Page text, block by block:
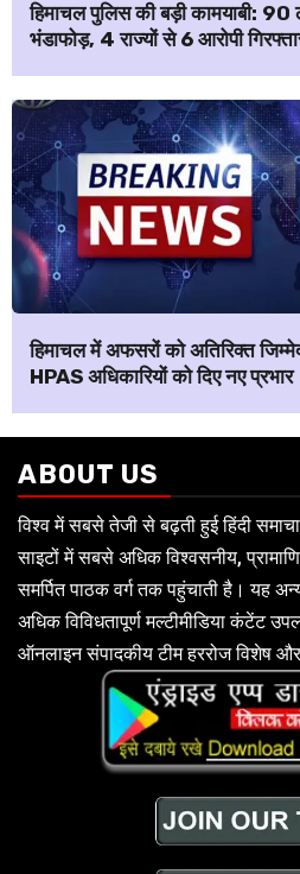
हिमाचल पुलिस की बड़ी कामयाबी:
भंडाफोड़, 4 राज्यों से 6 आरोपी
हिमाचल में अफसरों को अतिरिक्त
HPAS अधिकारियों को दिए नए प्रभार
ABOUT US
विश्व में सबसे तेजी से बढ़ती हुई हिंदी
साइटों में सबसे अधिक विश्वसनीय,
समर्पित पाठक वर्ग तक पहुंचाती है। यह
अधिक विविधतापूर्ण मल्टीमीडिया कंटेंट
ऑनलाइन संपादकीय टीम हररोज विशेष